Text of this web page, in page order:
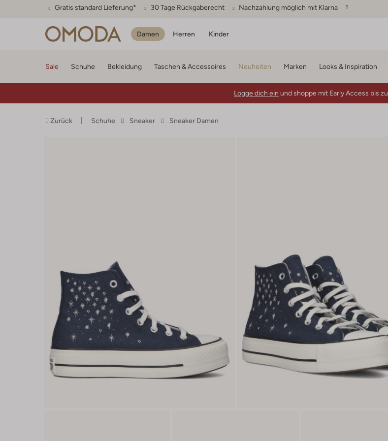
Gratis standard Lieferung* 30 Tage Rückgaberecht Nachzahlung möglich mit Klarna
Damen Herren Kinder
Sale Schuhe Bekleidung Taschen & Accessoires Neuheiten Marken Looks & Inspiration
Logge dich ein und shoppe mit Early Access bis zu
Zurück Schuhe Sneaker Sneaker Damen